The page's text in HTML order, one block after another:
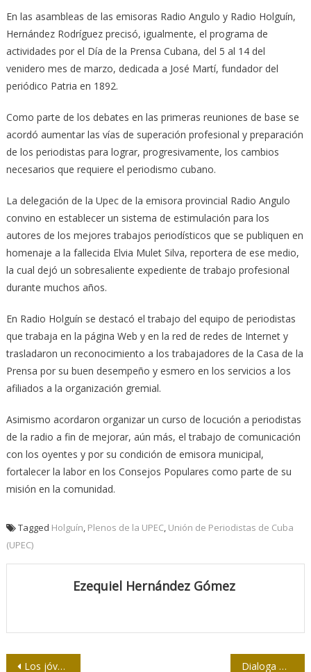
En las asambleas de las emisoras Radio Angulo y Radio Holguín,
Hernández Rodríguez precisó, igualmente, el programa de
actividades por el Día de la Prensa Cubana, del 5 al 14 del
venidero mes de marzo, dedicada a José Martí, fundador del
periódico Patria en 1892.
Como parte de los debates en las primeras reuniones de base se
acordó aumentar las vías de superación profesional y preparación
de los periodistas para lograr, progresivamente, los cambios
necesarios que requiere el periodismo cubano.
La delegación de la Upec de la emisora provincial Radio Angulo
convino en establecer un sistema de estimulación para los
autores de los mejores trabajos periodísticos que se publiquen en
homenaje a la fallecida Elvia Mulet Silva, reportera de ese medio,
la cual dejó un sobresaliente expediente de trabajo profesional
durante muchos años.
En Radio Holguín se destacó el trabajo del equipo de periodistas
que trabaja en la página Web y en la red de redes de Internet y
trasladaron un reconocimiento a los trabajadores de la Casa de la
Prensa por su buen desempeño y esmero en los servicios a los
afiliados a la organización gremial.
Asimismo acordaron organizar un curso de locución a periodistas
de la radio a fin de mejorar, aún más, el trabajo de comunicación
con los oyentes y por su condición de emisora municipal,
fortalecer la labor en los Consejos Populares como parte de su
misión en la comunidad.
Tagged Holguín, Plenos de la UPEC, Unión de Periodistas de Cuba
(UPEC)
Ezequiel Hernández Gómez
Navegación
Los jóvenes son la generación que proyecta el futuro Dialoga Diaz-Canel con jóvenes periodistas